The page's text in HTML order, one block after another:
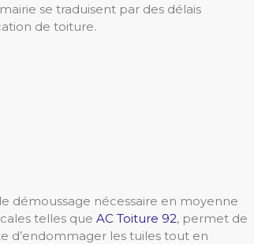
se traduisent par des délais
de toiture.
démoussage nécessaire en moyenne
telles que AC Toiture 92, permet de
d’endommager les tuiles tout en